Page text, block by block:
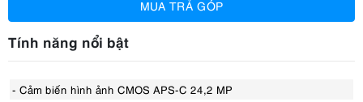
MUA TRẢ GÓP
Tính năng nổi bật
- Cảm biến hình ảnh CMOS APS-C 24,2 MP